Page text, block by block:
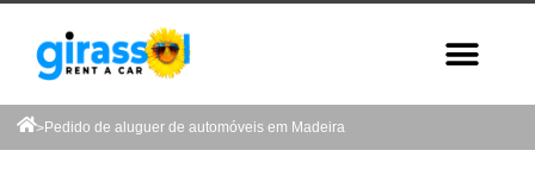
>Pedido de aluguer de automóveis em Madeira